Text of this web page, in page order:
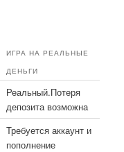
ИГРА НА РЕАЛЬНЫЕ
ДЕНЬГИ
Реальный.Потеря
депозита возможна
Требуется аккаунт и
пополнение